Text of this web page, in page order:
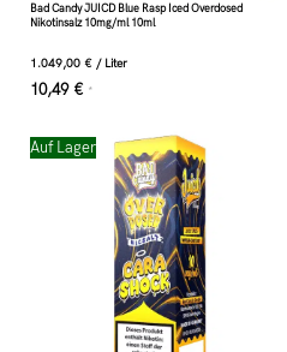
Bad Candy JUICD Blue Rasp Iced Overdosed
Nikotinsalz 10mg/ml 10ml
1.049,00 € / Liter
10,49 € *
Auf Lager